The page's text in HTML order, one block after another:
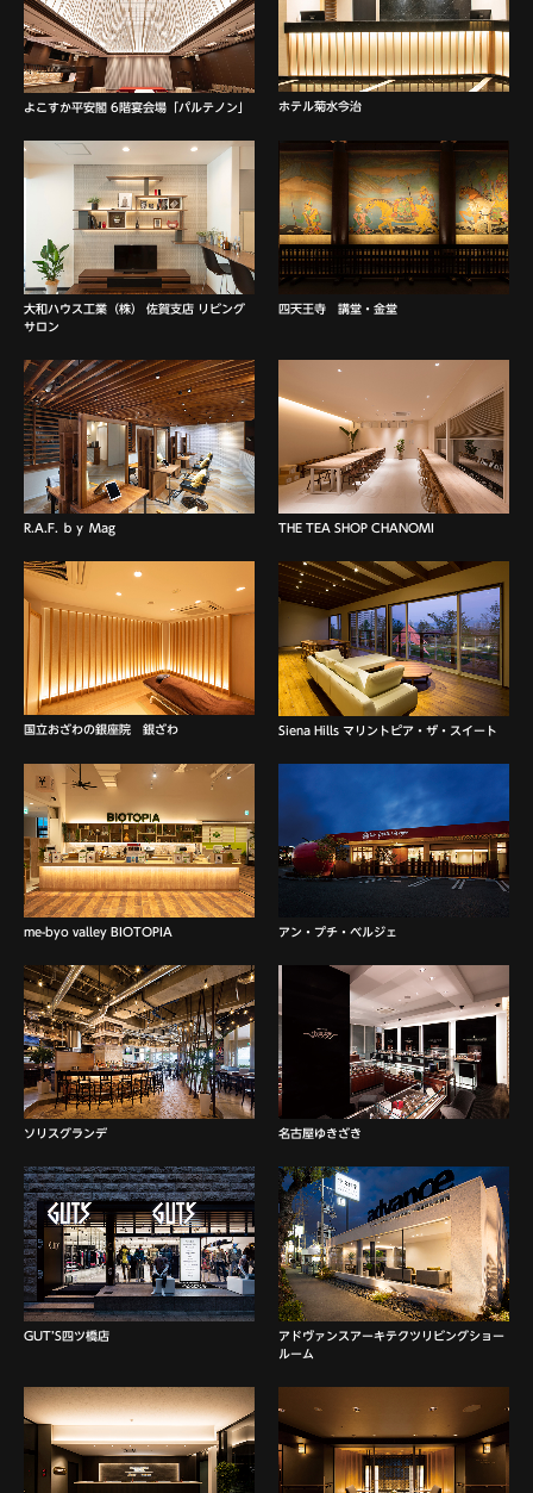
よこすか平安閣 6階宴会場「パルテノン」 ホテル菊水今治
大和ハウス工業（株） 佐賀支店 リビング
サロン
四天王寺 講堂・金堂
R.A.F. ｂｙ Mag THE TEA SHOP CHANOMI
国立おざわの銀座院 銀ざわ Siena Hills マリントピア・ザ・スイート
me-byo valley BIOTOPIA アン・プチ・ベルジェ
ソリスグランデ 名古屋ゆきざき
GUT’S四ツ橋店
アドヴァンスアーキテクツリビングショー
ルーム